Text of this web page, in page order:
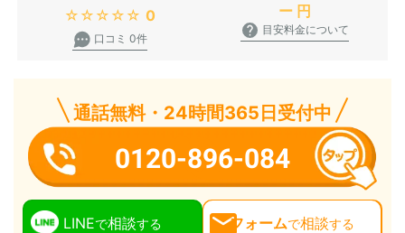
★★★★★ 0
口コミ 0件
ー 円
目安料金について
通話無料・24時間365日受付中
0120-896-084
LINEで相談する フォームで相談する